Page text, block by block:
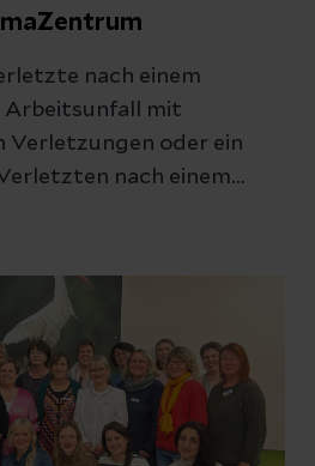
nach einem
Arbeitsunfall mit
Verletzungen oder ein
nach einem
Situationen entscheidet
Zusammenspiel vieler
diese Abläufe jederzeit
Kliniken höchste
erfüllen. Dass dies in den
der Fall ist,
Rezertifizierung als